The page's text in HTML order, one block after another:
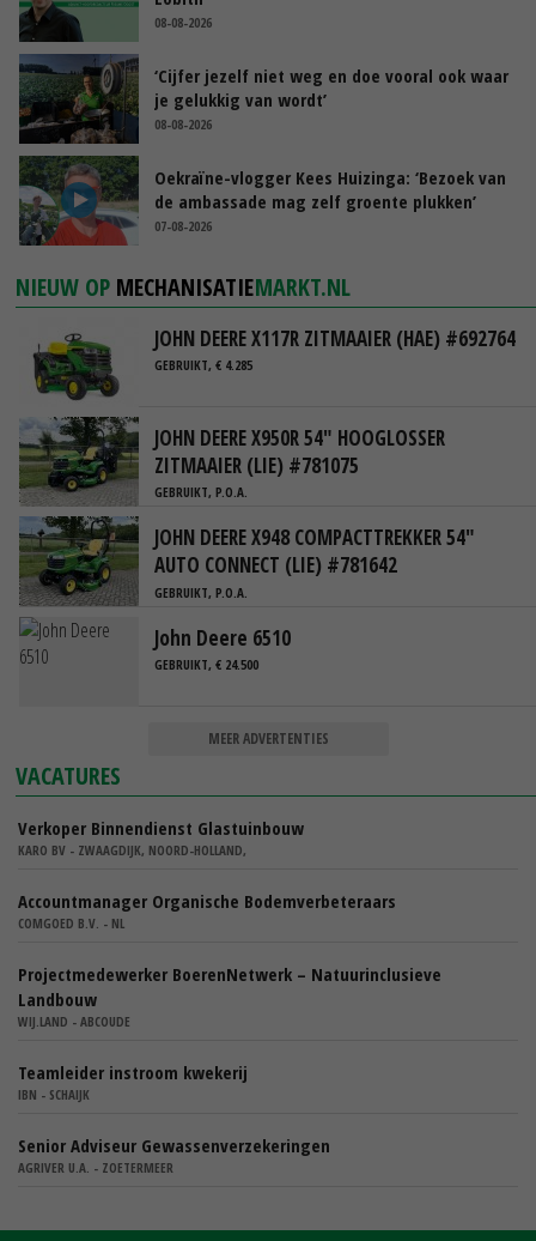
08-08-2026
‘Cijfer jezelf niet weg en doe vooral ook waar
je gelukkig van wordt’
08-08-2026
Oekraïne-vlogger Kees Huizinga: ‘Bezoek van
de ambassade mag zelf groente plukken’
07-08-2026
NIEUW OP MECHANISATIEMARKT.NL
JOHN DEERE X117R ZITMAAIER (HAE) #692764
GEBRUIKT, € 4.285
JOHN DEERE X950R 54" HOOGLOSSER
ZITMAAIER (LIE) #781075
GEBRUIKT, P.O.A.
JOHN DEERE X948 COMPACTTREKKER 54"
AUTO CONNECT (LIE) #781642
GEBRUIKT, P.O.A.
John Deere 6510
GEBRUIKT, € 24.500
MEER ADVERTENTIES
VACATURES
Verkoper Binnendienst Glastuinbouw
KARO BV - ZWAAGDIJK, NOORD-HOLLAND,
Accountmanager Organische Bodemverbeteraars
COMGOED B.V. - NL
Projectmedewerker BoerenNetwerk – Natuurinclusieve
Landbouw
WIJ.LAND - ABCOUDE
Teamleider instroom kwekerij
IBN - SCHAIJK
Senior Adviseur Gewassenverzekeringen
AGRIVER U.A. - ZOETERMEER